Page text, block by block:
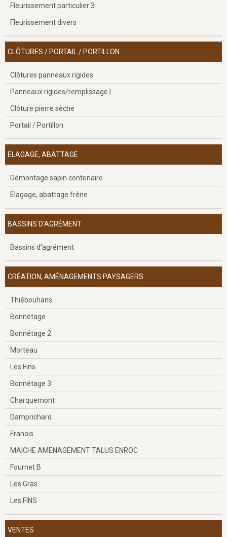
Fleurissement particulier 3
Fleurissement divers
CLÔTURES / PORTAIL / PORTILLON
Clôtures panneaux rigides
Panneaux rigides/remplissage l
Clôture pierre sèche
Portail / Portillon
ELAGAGE, ABATTAGE
Démontage sapin centenaire
Elagage, abattage frêne
BASSINS D'AGRÉMENT
Bassins d'agrément
CRÉATION, AMÉNAGEMENTS PAYSAGERS
Thiébouhans
Bonnétage
Bonnétage 2
Morteau
Les Fins
Bonnétage 3
Charquemont
Damprichard
Franois
MAICHE AMENAGEMENT TALUS ENROC
Fournet B
Les Gras
Les FINS
VENTES